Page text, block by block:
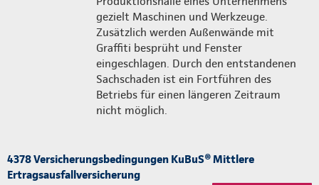
gezielt Maschinen und Werkzeuge.
Zusätzlich werden Außenwände mit
Graffiti besprüht und Fenster
eingeschlagen. Durch den entstandenen
Sachschaden ist ein Fortführen des
Betriebs für einen längeren Zeitraum
nicht möglich.
4378 Versicherungsbedingungen KuBuS® Mittlere
Ertragsausfallversicherung